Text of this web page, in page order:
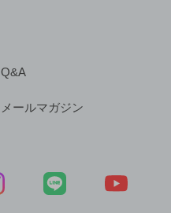
Q&A
メールマガジン